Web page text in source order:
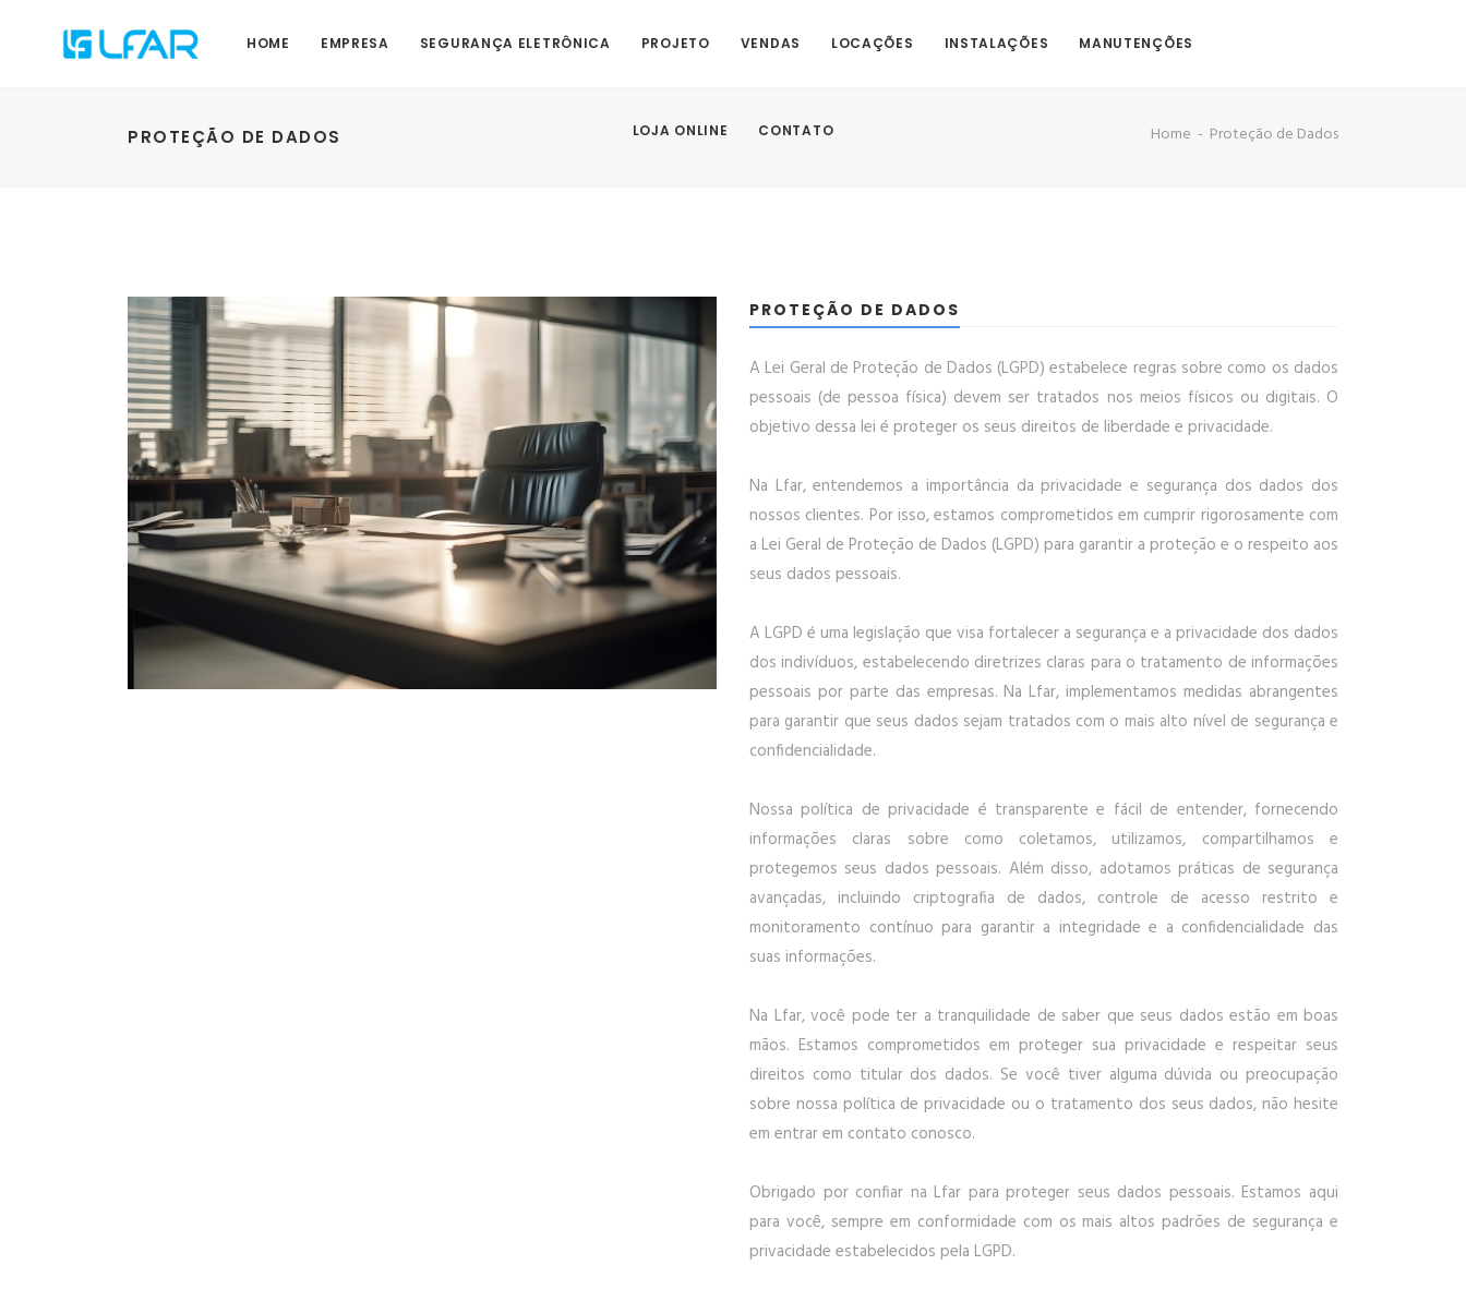
HOME EMPRESA SEGURANÇA ELETRÔNICA PROJETO VENDAS LOCAÇÕES INSTALAÇÕES MANUTENÇÕES
LOJA ONLINE CONTATO
PROTEÇÃO DE DADOS Home Proteção de Dados
PROTEÇÃO DE DADOS
A Lei Geral de Proteção de Dados (LGPD) estabelece regras sobre como os dados
pessoais (de pessoa física) devem ser tratados nos meios físicos ou digitais. O
objetivo dessa lei é proteger os seus direitos de liberdade e privacidade.
Na Lfar, entendemos a importância da privacidade e segurança dos dados dos
nossos clientes. Por isso, estamos comprometidos em cumprir rigorosamente com
a Lei Geral de Proteção de Dados (LGPD) para garantir a proteção e o respeito aos
seus dados pessoais.
A LGPD é uma legislação que visa fortalecer a segurança e a privacidade dos dados
dos indivíduos, estabelecendo diretrizes claras para o tratamento de informações
pessoais por parte das empresas. Na Lfar, implementamos medidas abrangentes
para garantir que seus dados sejam tratados com o mais alto nível de segurança e
confidencialidade.
Nossa política de privacidade é transparente e fácil de entender, fornecendo
informações claras sobre como coletamos, utilizamos, compartilhamos e
protegemos seus dados pessoais. Além disso, adotamos práticas de segurança
avançadas, incluindo criptografia de dados, controle de acesso restrito e
monitoramento contínuo para garantir a integridade e a confidencialidade das
suas informações.
Na Lfar, você pode ter a tranquilidade de saber que seus dados estão em boas
mãos. Estamos comprometidos em proteger sua privacidade e respeitar seus
direitos como titular dos dados. Se você tiver alguma dúvida ou preocupação
sobre nossa política de privacidade ou o tratamento dos seus dados, não hesite
em entrar em contato conosco.
Obrigado por confiar na Lfar para proteger seus dados pessoais. Estamos aqui
para você, sempre em conformidade com os mais altos padrões de segurança e
privacidade estabelecidos pela LGPD.